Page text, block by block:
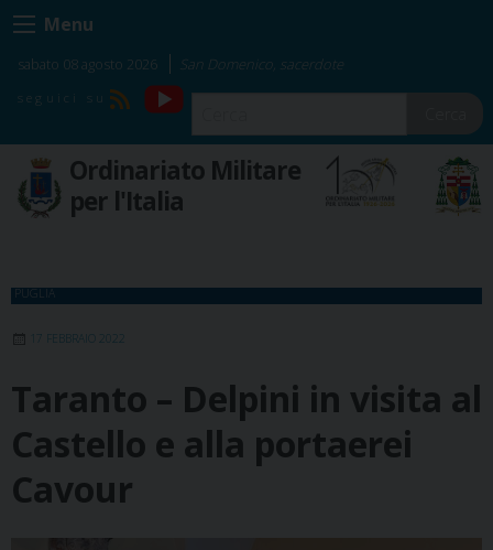
Skip
to
content
Menu
sabato 08 agosto 2026 San Domenico, sacerdote
RSS
YouTube
Ordinariato Militare
per l'Italia
PUGLIA
17 FEBBRAIO 2022
Taranto – Delpini in visita al
Castello e alla portaerei
Cavour